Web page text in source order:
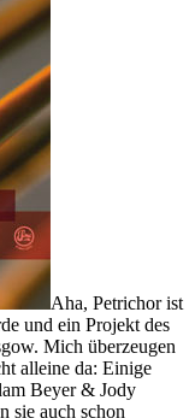
Aha, Petrichor ist
und ein Projekt des
Mich überzeugen
alleine da: Einige
Beyer & Jody
sie auch schon